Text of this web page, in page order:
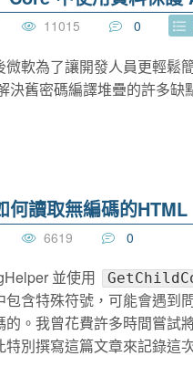
11015 0
微軟為了讓開發人員更輕鬆
決舊密碼編譯堆疊的許多
何讀取無編碼的HTML
6619 0
並使用
含特殊符號，可能會遇到
的。我曾花費許多時間嘗試
特別撰寫這篇文章來記錄這